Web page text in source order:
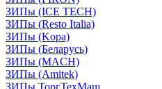
ЗИПы (ICE TECH)
ЗИПы (Resto Italia)
ЗИПы (Kopa)
ЗИПы (Беларусь)
ЗИПы (MACH)
ЗИПы (Amitek)
ЗИПы ТоргТехМаш